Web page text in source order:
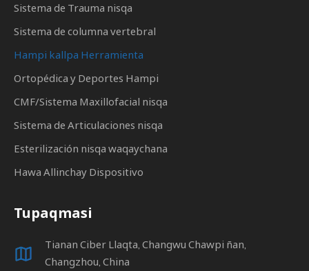
Sistema de Trauma nisqa
Sistema de columna vertebral
Hampi kallpa Herramienta
Ortopédica y Deportes Hampi
CMF/Sistema Maxillofacial nisqa
Sistema de Articulaciones nisqa
Esterilización nisqa waqaychana
Hawa Allinchay Dispositivo
Tupaqmasi
Tianan Ciber Llaqta, Changwu Chawpi ñan,
Changzhou, China